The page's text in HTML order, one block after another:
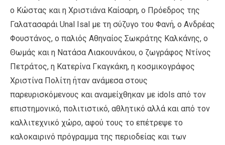
ο Κώστας και η Χριστιάνα Καίσαρη, ο Πρόεδρος της
Γαλατασαράι Unal Isal με τη σύζυγο του Φανή, ο Ανδρέας
Φουστάνος, ο παλιός Αθηναίος Σωκράτης Καλκάνης, ο
Θωμάς και η Νατάσα Λιακουνάκου, ο ζωγράφος Ντίνος
Πετράτος, η Κατερίνα Γκαγκάκη, η κοσμικογράφος
Χριστίνα Πολίτη ήταν ανάμεσα στους
παρευρισκόμενους και αναμείχθηκαν με idols από τον
επιστημονικό, πολιτιστικό, αθλητικό αλλά και από τον
καλλιτεχνικό χώρο, αφού τους το επέτρεψε το
καλοκαιρινό πρόγραμμα της περιοδείας και των